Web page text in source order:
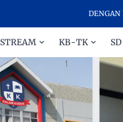
DENGAN
STREAM KB-TK SD